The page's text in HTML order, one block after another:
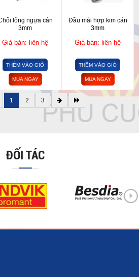
lông ngựa cán
3mm
Giá bán: liên hệ
THÊM VÀO GIỎ
MUA NGAY
Đầu mài hợp kim cán
3mm
Giá bán: liên hệ
THÊM VÀO GIỎ
MUA NGAY
1 2 3
ĐỐI TÁC